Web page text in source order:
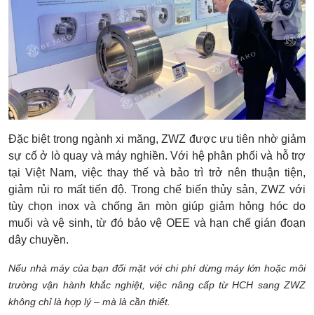
Đặc biệt trong ngành xi măng, ZWZ được ưu tiên nhờ giảm
sự cố ở lò quay và máy nghiền. Với hệ phân phối và hỗ trợ
tại Việt Nam, việc thay thế và bảo trì trở nên thuận tiện,
giảm rủi ro mất tiến độ. Trong chế biến thủy sản, ZWZ với
tùy chọn inox và chống ăn mòn giúp giảm hỏng hóc do
muối và vệ sinh, từ đó bảo vệ OEE và hạn chế gián đoạn
dây chuyền.
Nếu nhà máy của bạn đối mặt với chi phí dừng máy lớn hoặc môi
trường vận hành khắc nghiệt, việc nâng cấp từ HCH sang ZWZ
không chỉ là hợp lý – mà là cần thiết.